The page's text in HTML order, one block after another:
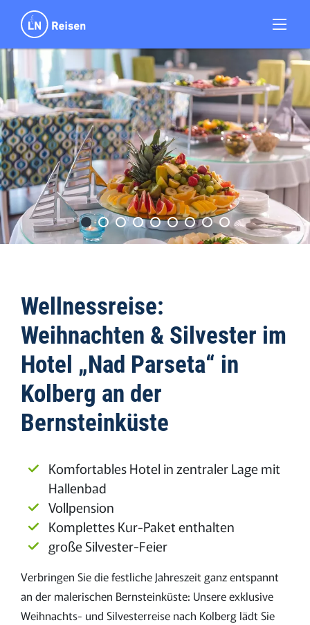
Wellnessreise:
Weihnachten & Silvester im
Hotel ­„Nad Parseta“ in
Kolberg an der
Bernsteinküste
Komfortables Hotel in zentraler Lage mit
Hallenbad
Vollpension
Komplettes Kur-Paket enthalten
große Silvester-Feier
Verbringen Sie die festliche Jahreszeit ganz entspannt
an der malerischen Bernsteinküste: Unsere exklusive
Weihnachts- und Silvesterreise nach Kolberg lädt Sie